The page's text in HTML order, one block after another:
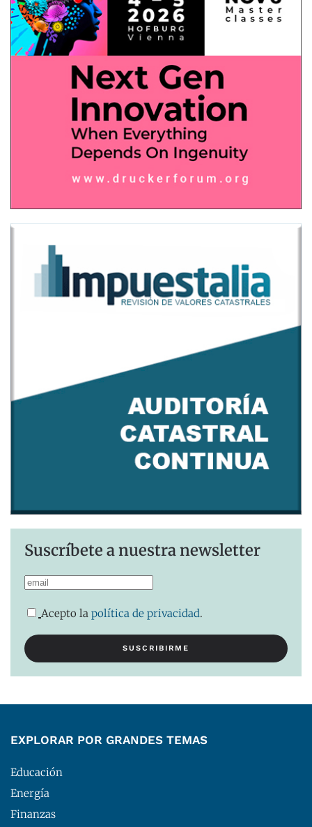
Suscríbete a nuestra newsletter
Acepto la política de privacidad.
EXPLORAR POR GRANDES TEMAS
Educación
Energía
Finanzas